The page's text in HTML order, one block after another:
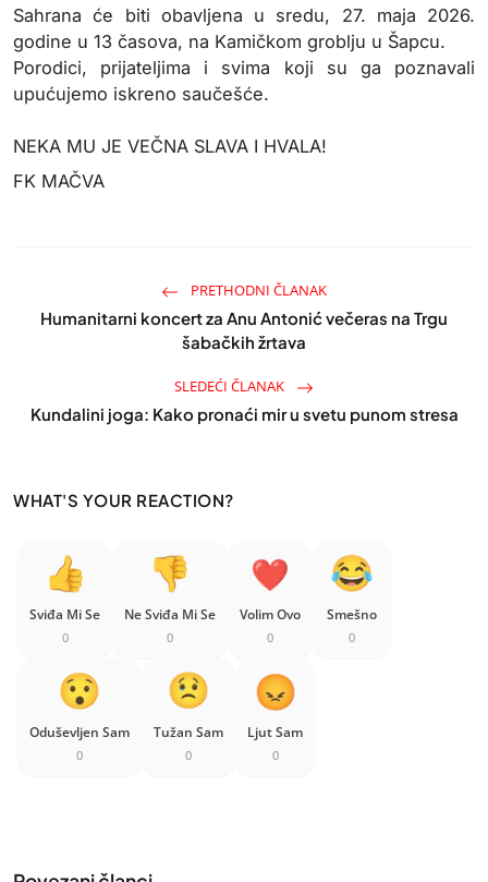
Sahrana će biti obavljena u sredu, 27. maja 2026.
godine u 13 časova, na Kamičkom groblju u Šapcu.
Porodici, prijateljima i svima koji su ga poznavali
upućujemo iskreno saučešće.
NEKA MU JE VEČNA SLAVA I HVALA!
FK MAČVA
PRETHODNI ČLANAK
Humanitarni koncert za Anu Antonić večeras na Trgu
šabačkih žrtava
SLEDEĆI ČLANAK
Kundalini joga: Kako pronaći mir u svetu punom stresa
WHAT'S YOUR REACTION?
Sviđa Mi Se
0
Ne Sviđa Mi Se
0
Volim Ovo
0
Smešno
0
Oduševljen Sam
0
Tužan Sam
0
Ljut Sam
0